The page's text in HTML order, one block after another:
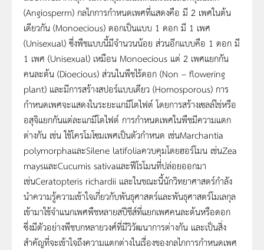
(Angiosperm) กลไกการกำหนดเพศที่แสดงคือ มี 2 เพศในต้น
เดียวกัน (Monoecious) ดอกเป็นแบบ 1 ดอก มี 1 เพศ
(Unisexual) ซึ่งพืชแบบนี้มีจำนวนน้อย ส่วนอีกแบบคือ 1 ดอก มี
1 เพศ (Unisexual) เหมือน Monoecious แต่ 2 เพศแยกกัน
คนละต้น (Dioecious) ส่วนในพืชไร้ดอก (Non – flowering
plant) และมีการสร้างสปอร์แบบเดียว (Homosporous) การ
กำหนดเพศจะแสดงในระยะแกมีโตไฟต์ โดยการสร้างเซลล์ไข่หรือ
อสุจิแยกกันแต่ละแกมีโตไฟต์ การกำหนดเพศในพืชมีความแตก
ต่างกัน เช่น ใช้โครโมโซมเพศเป็นตัวกำหนด เช่นMarchantia
polymorphaและSilene latifoliaควบคุมโดยฮอร์โมน เช่นZea
maysและCucumis sativaและฟีโรโมนที่ปล่อยออกมา
เช่นCeratopteris richardii และในขณะนี้นักวิทยาศาสตร์กำลัง
นำความรู้ความเข้าใจเกี่ยวกับพันธุศาสตร์และพันธุศาสตร์โมเลกุล
เข้ามาใช้จำแนกเพศพืชหลายสปีชีส์ที่แยกเพศคนละต้นหรือดอก
ซึ่งมีตัวอย่างพืชบกหลายวงศ์ที่มีวิวัฒนาการต่างกัน และเป็นสิ่ง
สำคัญที่จะเข้าใจถึงความแตกต่างในเรื่องของกลไกการกำหนดเพศ